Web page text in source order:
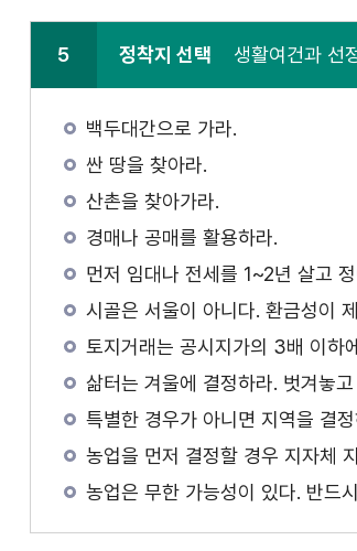
5 정착지 선택 생활여건과 선
백두대간으로 가라.
싼 땅을 찾아라.
산촌을 찾아가라.
경매나 공매를 활용하라.
먼저 임대나 전세를 1~2년 살고
시골은 서울이 아니다. 환금성이
토지거래는 공시지가의 3배 이하
삶터는 겨울에 결정하라. 벗겨놓
특별한 경우가 아니면 지역을 결
농업을 먼저 결정할 경우 지자체
농업은 무한 가능성이 있다. 반드